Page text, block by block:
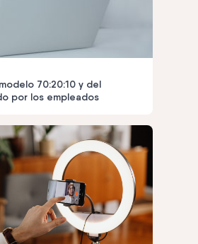
70:20:10 y del
por los empleados